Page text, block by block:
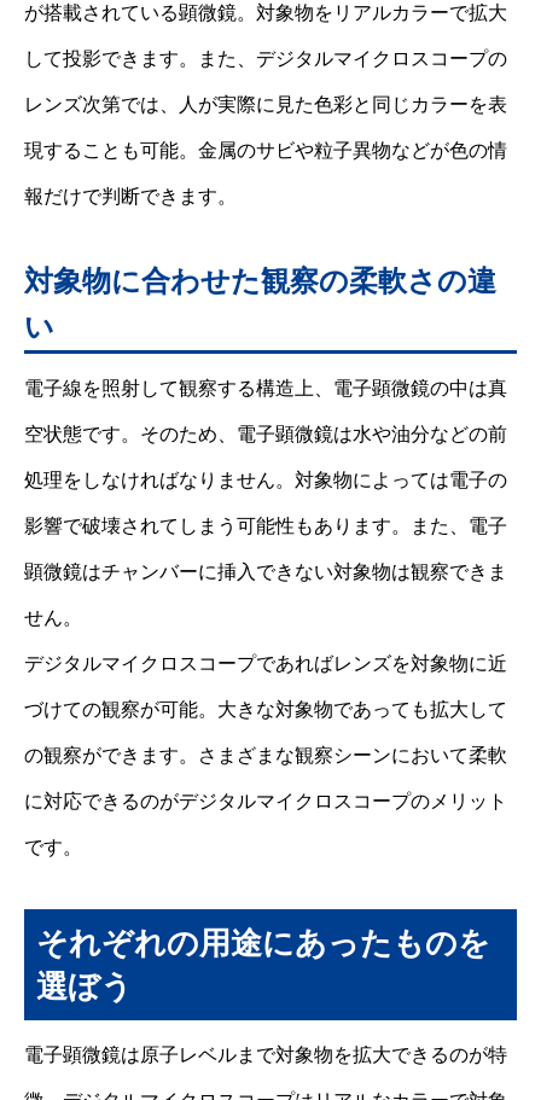
が搭載されている顕微鏡。対象物をリアルカラーで拡大
して投影できます。また、デジタルマイクロスコープの
レンズ次第では、人が実際に見た色彩と同じカラーを表
現することも可能。金属のサビや粒子異物などが色の情
報だけで判断できます。
対象物に合わせた観察の柔軟さの違
い
電子線を照射して観察する構造上、電子顕微鏡の中は真
空状態です。そのため、電子顕微鏡は水や油分などの前
処理をしなければなりません。対象物によっては電子の
影響で破壊されてしまう可能性もあります。また、電子
顕微鏡はチャンバーに挿入できない対象物は観察できま
せん。
デジタルマイクロスコープであればレンズを対象物に近
づけての観察が可能。大きな対象物であっても拡大して
の観察ができます。さまざまな観察シーンにおいて柔軟
に対応できるのがデジタルマイクロスコープのメリット
です。
それぞれの用途にあったものを
選ぼう
電子顕微鏡は原子レベルまで対象物を拡大できるのが特